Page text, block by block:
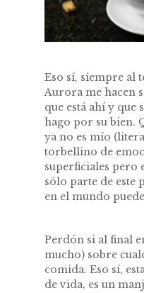
Eso sí, siempre al
Aurora me hacen
que está ahí y que
hago por su bien.
ya no es mío
torbellino de
superficiales pero
sólo parte de este
en el mundo
Perdón si al final
mucho) sobre
comida. Eso sí,
de vida, es un